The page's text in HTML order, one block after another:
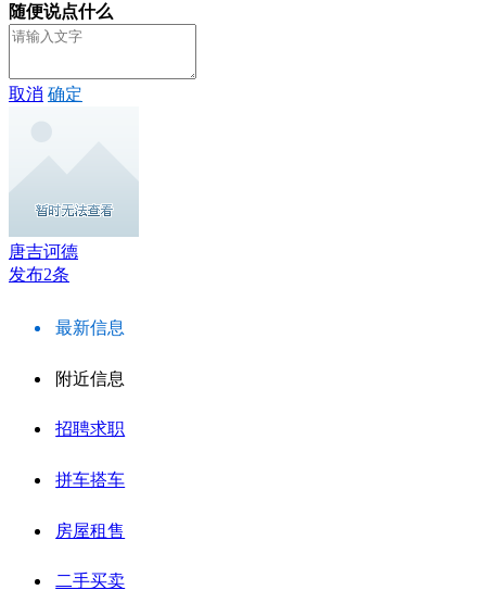
随便说点什么
取消 确定
唐吉诃德
发布2条
最新信息
附近信息
招聘求职
拼车搭车
房屋租售
二手买卖